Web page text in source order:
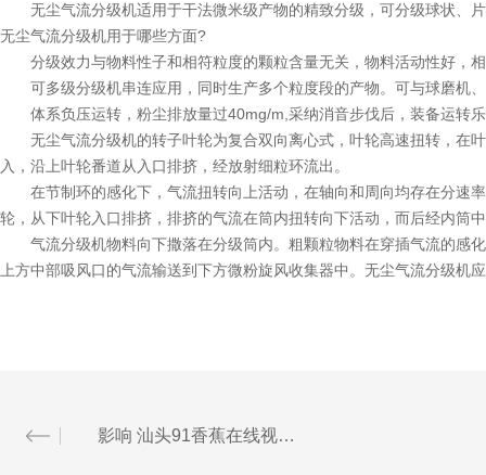
无尘气流分级机适用于干法微米级产物的精致分级，可分级球状、
无尘气流分级机用于哪些方面?
分级效力与物料性子和相符粒度的颗粒含量无关，物料活动性好，
可多级分级机串连应用，同时生产多个粒度段的产物。可与球磨机
体系负压运转，粉尘排放量过40mg/m,采纳消音步伐后，装备运转
无尘气流分级机的转子叶轮为复合双向离心式，叶轮高速扭转，在
入，沿上叶轮番道从入口排挤，经放射细粒环流出。
在节制环的感化下，气流扭转向上活动，在轴向和周向均存在分速
轮，从下叶轮入口排挤，排挤的气流在筒内扭转向下活动，而后经内筒
气流分级机物料向下撒落在分级筒内。粗颗粒物料在穿插气流的感
上方中部吸风口的气流输送到下方微粉旋风收集器中。无尘气流分级机
影响 汕头91香蕉在线视频细度的因素